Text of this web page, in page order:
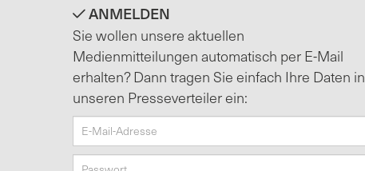
ANMELDEN
Sie wollen unsere aktuellen
Medienmitteilungen automatisch per E-Mail
erhalten? Dann tragen Sie einfach Ihre Daten in
unseren Presseverteiler ein: